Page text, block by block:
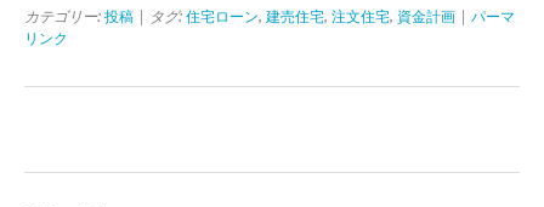
カテゴリー: 投稿 | タグ: 住宅ローン, 建売住宅, 注文住宅, 資金計画
パーマ
リンク